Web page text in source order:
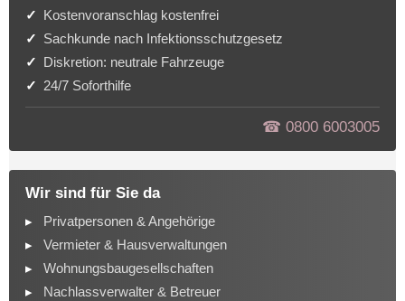
Kostenvoranschlag kostenfrei
Sachkunde nach Infektionsschutzgesetz
Diskretion: neutrale Fahrzeuge
24/7 Soforthilfe
☎︎ 0800 6003005
Wir sind für Sie da
Privatpersonen & Angehörige
Vermieter & Hausverwaltungen
Wohnungsbaugesellschaften
Nachlassverwalter & Betreuer